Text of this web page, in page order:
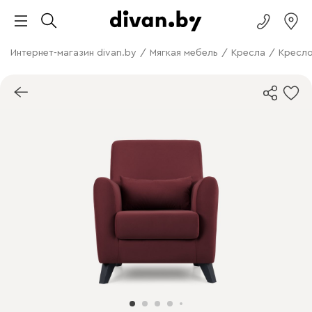
Интернет-магазин divan.by / Мягкая мебель / Кресла /